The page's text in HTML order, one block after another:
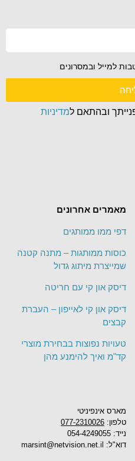
מארס אינפיניטי
טלפון: 077-2310026
נייד: 054-4249055
דוא"ל: marsint@netvision.net.il
מאמרים אחרונים
דפי ממו ממותגים
כוסות ממותגות – מתנה קטנה
שמייצרת מיתוג גדול
דיסק און קי עם חריטה
דיסק און קי לאייפון – העברת
קבצים
טעויות נפוצות בבחירת מוצרי
קד"מ ואיך להימנע מהן
למייל ובמסרונים
ובהתאם למדיניות